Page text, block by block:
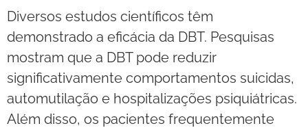
Diversos estudos científicos têm
demonstrado a eficácia da DBT. Pesquisas
mostram que a DBT pode reduzir
significativamente comportamentos suicidas,
automutilação e hospitalizações psiquiátricas.
Além disso, os pacientes frequentemente